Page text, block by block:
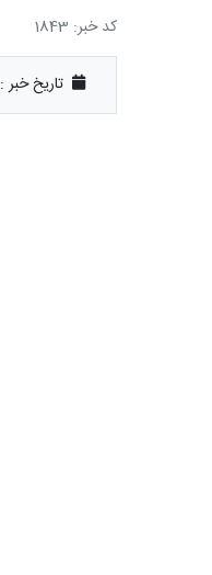
کد خبر: 1843
تاریخ خبر : 1404/07/24